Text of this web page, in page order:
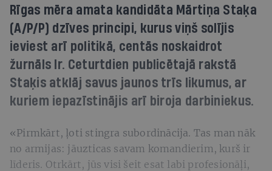
Rīgas mēra amata kandidāta Mārtiņa Staķa
(A/P/P) dzīves principi, kurus viņš solījis
ieviest arī politikā, centās noskaidrot
žurnāls Ir. Ceturtdien publicētajā rakstā
Staķis atklāj savus jaunos trīs likumus, ar
kuriem iepazīstinājis arī biroja darbiniekus.
«Pirmkārt, ļoti stingra subordinācija. Tas man nāk
no armijas: jāuzticas savam komandierim, kurš ir
līderis. Otrkārt, jūs visi šeit esat labi profesionāļi,